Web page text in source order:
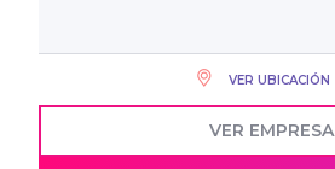
VER UBICACIÓN
VER EMPRESA